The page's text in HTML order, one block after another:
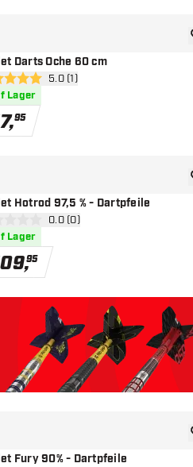
Darts Oche 60 cm
Bewertungsbereich öffnen
5.0 (1)
Lager
,95
Hotrod 97,5 % - Dartpfeile
Bewertungsbereich öffnen
0.0 (0)
Lager
,95
Fury 90% - Dartpfeile